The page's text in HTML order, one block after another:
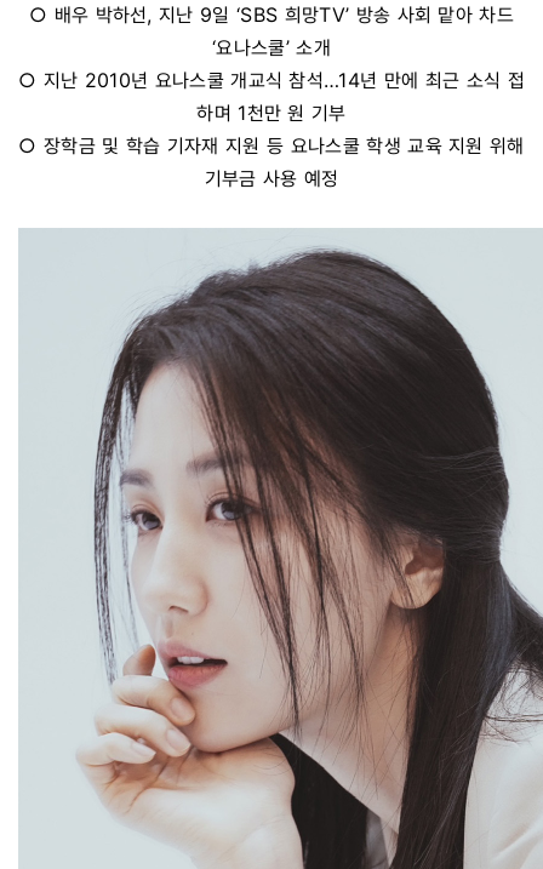
○ 배우 박하선, 지난 9일 ‘SBS 희망TV’ 방송 사회 맡아 차드
‘요나스쿨’ 소개
○ 지난 2010년 요나스쿨 개교식 참석…14년 만에 최근 소식 접
하며 1천만 원 기부
○ 장학금 및 학습 기자재 지원 등 요나스쿨 학생 교육 지원 위해
기부금 사용 예정